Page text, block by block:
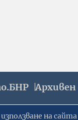
на сайта